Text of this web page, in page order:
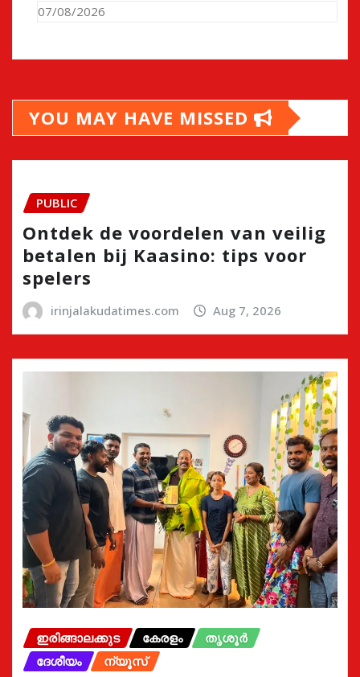
07/08/2026
YOU MAY HAVE MISSED
PUBLIC
Ontdek de voordelen van veilig
betalen bij Kaasino: tips voor
spelers
irinjalakudatimes.com Aug 7, 2026
ഇരിങ്ങാലക്കുട കേരളം
തൃശൂർ
ദേശീയം
ന്യൂസ്